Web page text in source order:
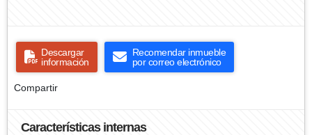
Descargar
información
Recomendar inmueble
por correo electrónico
Compartir
Características internas